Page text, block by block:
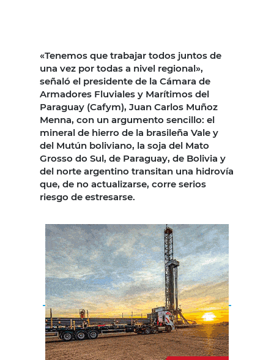
«Tenemos que trabajar todos juntos de
una vez por todas a nivel regional»,
señaló el presidente de la Cámara de
Armadores Fluviales y Marítimos del
Paraguay (Cafym), Juan Carlos Muñoz
Menna, con un argumento sencillo: el
mineral de hierro de la brasileña Vale y
del Mutún boliviano, la soja del Mato
Grosso do Sul, de Paraguay, de Bolivia y
del norte argentino transitan una hidrovía
que, de no actualizarse, corre serios
riesgo de estresarse.